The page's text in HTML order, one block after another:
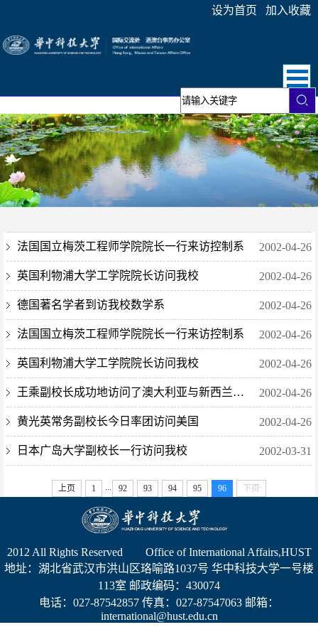
设为首页 加入收藏
法国国立梅茨工程师学院院长一行来访控制系 2002-04-26
英国利物浦大学工学院院长访问我校 2002-04-26
德国著名学者到访我校数学系 2002-04-26
法国国立梅茨工程师学院院长一行来访控制系 2002-04-26
英国利物浦大学工学院院长访问我校 2002-04-26
王乘副校长成功地访问了澳大利亚与新西兰大学 2002-04-26
黄光英常务副校长今日率团访问美国 2002-04-26
日本广岛大学副校长一行访问我校 2002-03-31
上页 1 ... 92 93 94 95 96 下页
2012 All Rights Reserved Office of International Affairs,HUST
地址：湖北省武汉市洪山区珞喻路1037号 华中科技大学一号楼
113室 邮政编码：430074
电话：027-87542857 传真：027-87547063 邮箱：
international@hust.edu.cn